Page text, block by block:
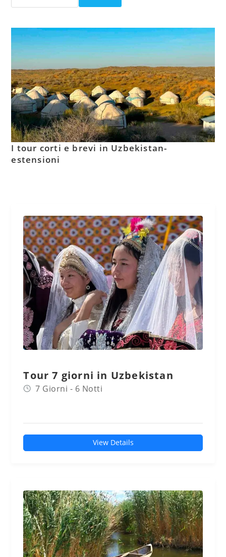
I tour corti e brevi in Uzbekistan-
estensioni
Tour 7 giorni in Uzbekistan
7 Giorni - 6 Notti
View Details